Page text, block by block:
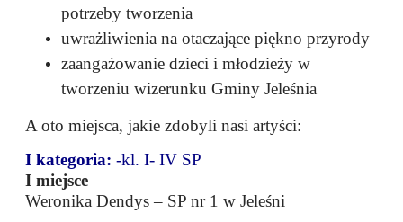
potrzeby tworzenia
uwrażliwienia na otaczające piękno przyrody
zaangażowanie dzieci i młodzieży w
tworzeniu wizerunku Gminy Jeleśnia
A oto miejsca, jakie zdobyli nasi artyści:
I kategoria:-kl. I- IV SP
I miejsce
Weronika Dendys – SP nr 1 w Jeleśni